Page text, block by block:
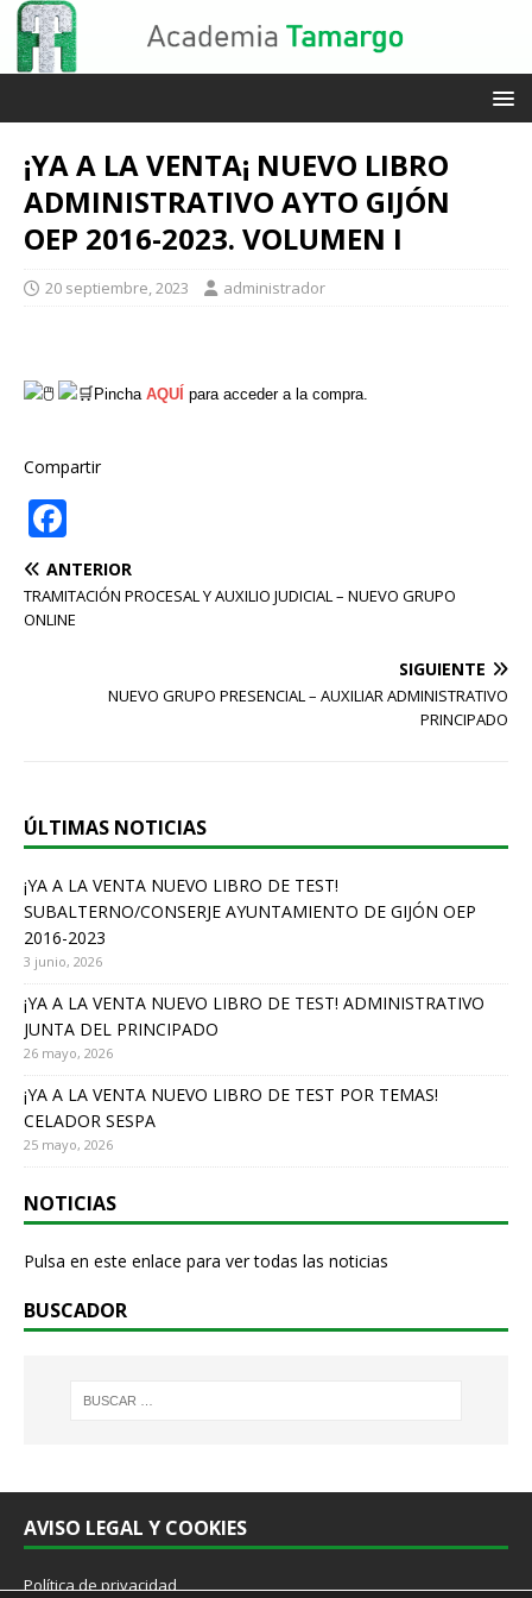
¡YA A LA VENTA¡ NUEVO LIBRO
ADMINISTRATIVO AYTO GIJÓN
OEP 2016-2023. VOLUMEN I
20 septiembre, 2023 administrador
Pincha AQUÍ para acceder a la compra.
Compartir
a
c
e
ANTERIOR
TRAMITACIÓN PROCESAL Y AUXILIO JUDICIAL – NUEVO GRUPO
ONLINE
SIGUIENTE
NUEVO GRUPO PRESENCIAL – AUXILIAR ADMINISTRATIVO
PRINCIPADO
ÚLTIMAS NOTICIAS
¡YA A LA VENTA NUEVO LIBRO DE TEST!
SUBALTERNO/CONSERJE AYUNTAMIENTO DE GIJÓN OEP
2016-2023
3 junio, 2026
¡YA A LA VENTA NUEVO LIBRO DE TEST! ADMINISTRATIVO
JUNTA DEL PRINCIPADO
26 mayo, 2026
¡YA A LA VENTA NUEVO LIBRO DE TEST POR TEMAS!
CELADOR SESPA
25 mayo, 2026
NOTICIAS
Pulsa en este enlace para ver todas las noticias
BUSCADOR
AVISO LEGAL Y COOKIES
Política de privacidad